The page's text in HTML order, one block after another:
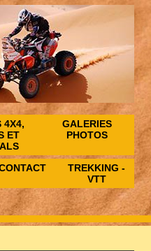
4X4,
ET
GALERIES
PHOTOS
TREKKING -
VTT